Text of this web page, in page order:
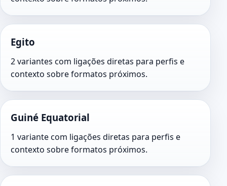
Egito
2 variantes com ligações diretas para perfis e
contexto sobre formatos próximos.
Guiné Equatorial
1 variante com ligações diretas para perfis e
contexto sobre formatos próximos.